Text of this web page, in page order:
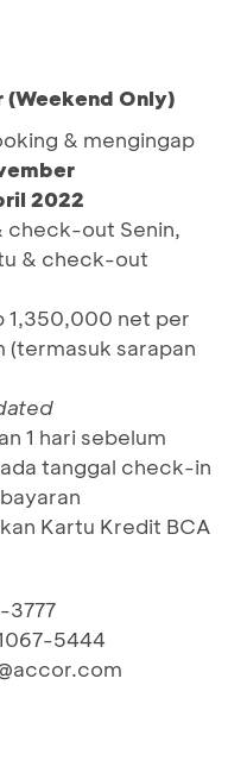
(Weekend Only)
& mengingap
2022
check-out Senin,
& check-out
1,350,000 net per
(termasuk sarapan
1 hari sebelum
tanggal check-in
Kartu Kredit BCA
3777
5444